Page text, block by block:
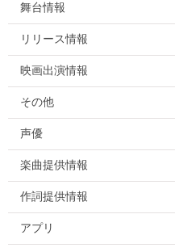
舞台情報
リリース情報
映画出演情報
その他
声優
楽曲提供情報
作詞提供情報
アプリ